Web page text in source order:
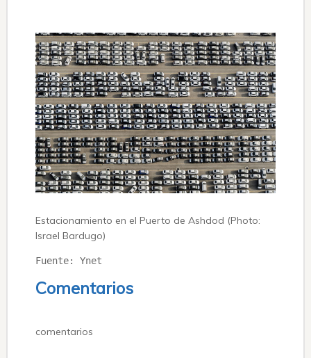
Estacionamiento en el Puerto de Ashdod (Photo:
Israel Bardugo)
Fuente: Ynet
Comentarios
comentarios